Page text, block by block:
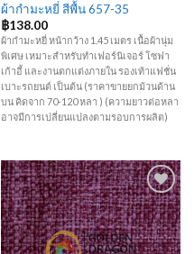
ผ้ากำมะหยี่ สีพื้น 657-35
฿138.00
ผ้ากำมะหยี่ หน้ากว้าง 1.45 เมตร เนื้อผ้านุ่ม
พิเศษ เหมาะสำหรับทำเฟอร์นิเจอร์ โซฟา
เก้าอี้ และงานตกแต่งภายใน รองเท้าแฟชั่น
เบาะรถยนต์ เป็นต้น (ราคาขายยกม้วนด้าน
บน คิดจาก 70-120 หลา ) (ความยาวต่อหลา
อาจมีการเปลี่ยนแปลงตามรอบการผลิต)
Add to
Wishlist